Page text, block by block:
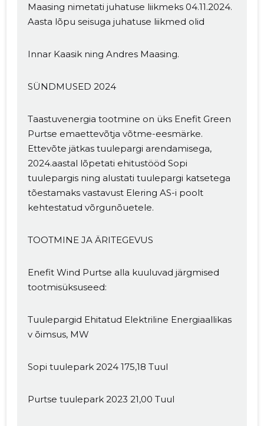
Maasing nimetati juhatuse liikmeks 04.11.2024.
Aasta lõpu seisuga juhatuse liikmed olid
Innar Kaasik ning Andres Maasing.
SÜNDMUSED 2024
Taastuvenergia tootmine on üks Enefit Green
Purtse emaettevõtja võtme-eesmärke.
Ettevõte jätkas tuulepargi arendamisega,
2024.aastal lõpetati ehitustööd Sopi
tuulepargis ning alustati tuulepargi katsetega
tõestamaks vastavust Elering AS-i poolt
kehtestatud võrgunõuetele.
TOOTMINE JA ÄRITEGEVUS
Enefit Wind Purtse alla kuuluvad järgmised
tootmisüksuseed:
Tuulepargid Ehitatud Elektriline Energiaallikas
v õimsus, MW
Sopi tuulepark 2024 175,18 Tuul
Purtse tuulepark 2023 21,00 Tuul
Muuda pildi
kirjeldust
MUUDA